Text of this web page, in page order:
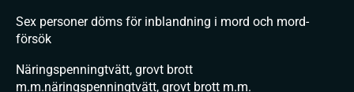
Sex personer döms för inblandning i mord och mord-
försök
Näringspenningtvätt, grovt brott
m.m.näringspenningtvätt, grovt brott m.m.